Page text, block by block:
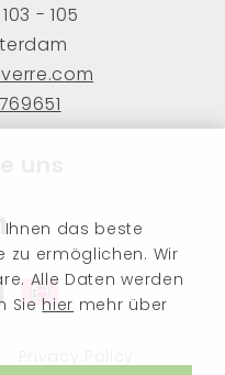
Ihnen das beste
zu ermöglichen. Wir
Alle Daten werden
Siehier mehr über
- 105